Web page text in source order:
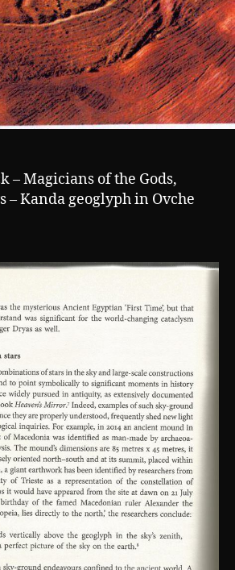
– Magicians of the Gods,
– Kanda geoglyph in Ovche